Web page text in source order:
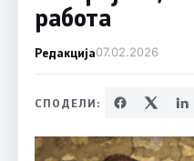
работа
Редакција07.02.2026
СПОДЕЛИ: